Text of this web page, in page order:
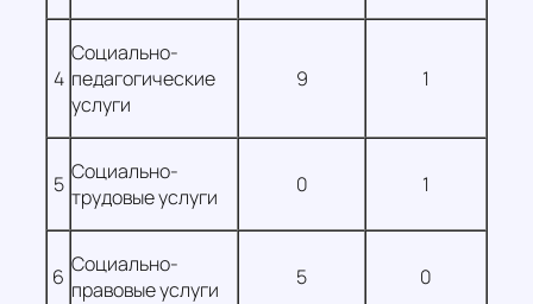
4
Социально-
педагогические
услуги
9 1
5 Социально-
трудовые услуги
0 1
6 Социально-
правовые услуги
5 0